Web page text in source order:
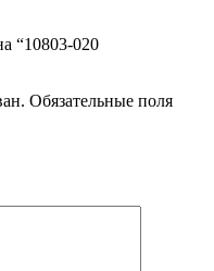
“10803-020
Обязательные поля